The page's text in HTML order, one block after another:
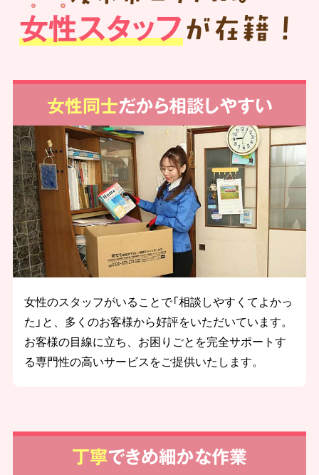
女性スタッフが在籍！
女性同士だから相談しやすい
女性のスタッフがいることで「相談しやすくてよかっ
た」と、多くのお客様から好評をいただいています。
お客様の目線に立ち、お困りごとを完全サポートす
る専門性の高いサービスをご提供いたします。
丁寧できめ細かな作業